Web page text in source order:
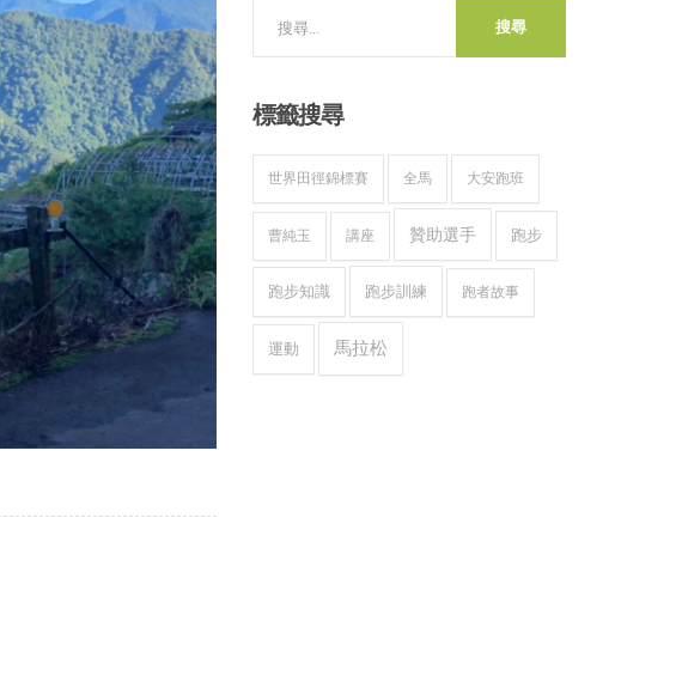
標籤搜尋
世界田徑錦標賽 全馬 大安跑班
曹純玉 講座 贊助選手 跑步
跑步知識 跑步訓練 跑者故事
運動 馬拉松